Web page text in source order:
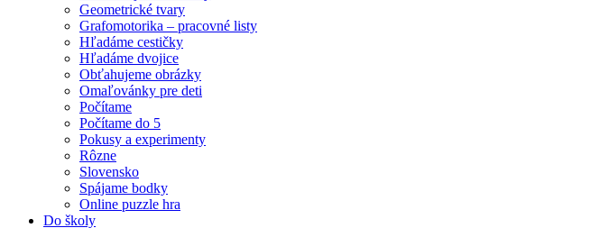
Geometrické tvary
Grafomotorika – pracovné listy
Hľadáme cestičky
Hľadáme dvojice
Obťahujeme obrázky
Omaľovánky pre deti
Počítame
Počítame do 5
Pokusy a experimenty
Rôzne
Slovensko
Spájame bodky
Online puzzle hra
Do školy